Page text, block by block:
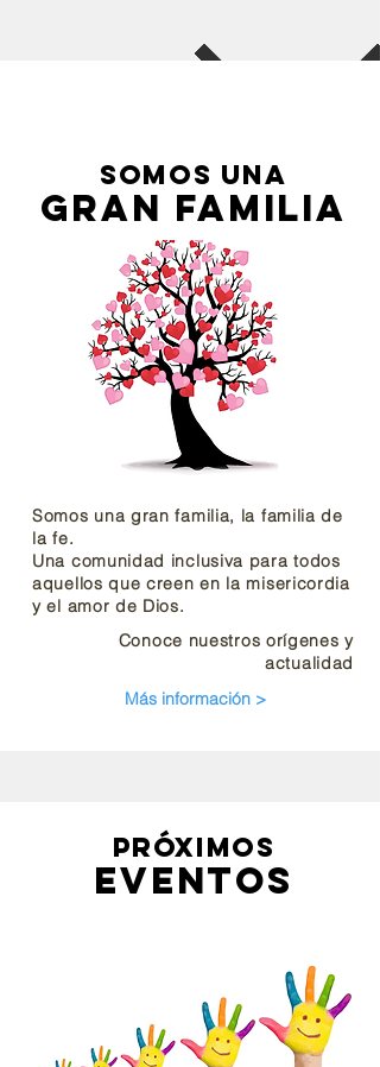
somos UNA
gran FAMILia
Somos una gran familia, la familia de
la fe.
Una comunidad inclusiva para todos
aquellos que creen en la misericordia
y el amor de Dios.
Conoce nuestros orígenes y
actualidad
Más información >
PRÓXIMOS
EVENTOS